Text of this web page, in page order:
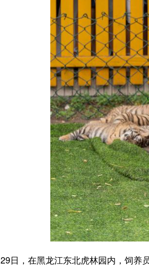
，在黑龙江东北虎林园内，饲养员